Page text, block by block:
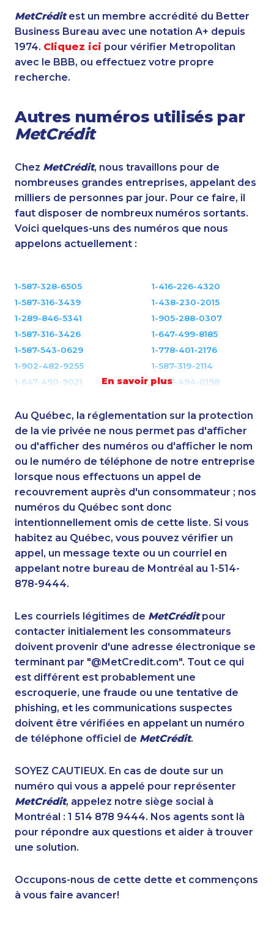
MetCréditest un membre accrédité du Better
Business Bureau avec une notation A+ depuis
1974. Cliquez ici pour vérifier Metropolitan
avec le BBB, ou effectuez votre propre
recherche.
Autres numéros utilisés par
MetCrédit
Chez MetCrédit, nous travaillons pour de
nombreuses grandes entreprises, appelant des
milliers de personnes par jour. Pour ce faire, il
faut disposer de nombreux numéros sortants.
Voici quelques-uns des numéros que nous
appelons actuellement :
En savoir plus
1-587-328-6505
1-416-226-4320
1-587-316-3439
1-438-230-2015
1-289-846-5341
1-905-288-0307
1-587-316-3426
1-647-499-8185
1-587-543-0629
1-778-401-2176
1-902-482-9255
1-587-319-2114
1-647-490-9021
1-647-494-0198
1-647-722-9431
1-438-230-2022
1-587-319-2136
1-902-482-9307
1-418-602-4565
1-437-900-0388
1-514-788-7629
1-844-820-8826
1-604-629-1090
1-877-677-8067
1-780-420-2392
1-587-489-1491
1-902-482-2171
1-587-319-2104
1-514-448-1278
1-647-715-9376
1-587-328-6618
1-438-289-3593
1-587-328-6516
1-647-715-6073
1-416-227-2642
1-418-612-6525
1-866-878-9018
1-437-900-0341
1-902-400-0795
1-403-420-5869
1-514-798-8833
1-438-289-3585
1-905-282-1759
1-587-328-6581
1-587-319-2160
1-587-328-6527
1-877-788-1756
1-587-402-3751
1-437-900-0397
1-902-482-1301
1-418-480-1967
1-780-420-2397
1-587-319-2217
1-438-230-2016
1-780-936-8231
1-780-936-8226
1-587-328-6624
1-416-907-0935
1-438-289-3504
1-780-425-0963
1-438-230-1378
Au Québec, la réglementation sur la protection
de la vie privée ne nous permet pas d'afficher
ou d'afficher des numéros ou d'afficher le nom
ou le numéro de téléphone de notre entreprise
lorsque nous effectuons un appel de
recouvrement auprès d'un consommateur ; nos
numéros du Québec sont donc
intentionnellement omis de cette liste. Si vous
habitez au Québec, vous pouvez vérifier un
appel, un message texte ou un courriel en
appelant notre bureau de Montréal au 1-514-
878-9444.
Les courriels légitimes de MetCréditpour
contacter initialement les consommateurs
doivent provenir d'une adresse électronique se
terminant par "@MetCredit.com". Tout ce qui
est différent est probablement une
escroquerie, une fraude ou une tentative de
phishing, et les communications suspectes
doivent être vérifiées en appelant un numéro
de téléphone officiel de MetCrédit.
SOYEZ CAUTIEUX. En cas de doute sur un
numéro qui vous a appelé pour représenter
MetCrédit, appelez notre siège social à
Montréal : 1 514 878 9444. Nos agents sont là
pour répondre aux questions et aider à trouver
une solution.
Occupons-nous de cette dette et commençons
à vous faire avancer!